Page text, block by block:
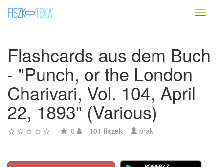
Flashcards aus dem Buch
- "Punch, or the London
Charivari, Vol. 104, April
22, 1893" (Various)
0 101 fiszek brak